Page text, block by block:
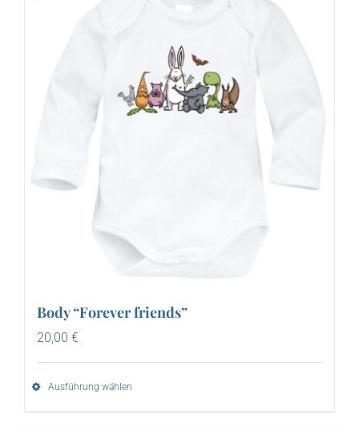
Body “Forever friends”
20,00 €
Ausführung wählen